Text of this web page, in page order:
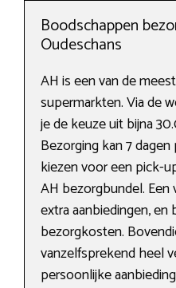
Boodschappen
Oudeschans
AH is een van de
supermarkten. Via de
je de keuze uit bijna
Bezorging kan 7
kiezen voor een pick-
AH bezorgbundel.
extra aanbiedingen, en
bezorgkosten.
vanzelfsprekend heel
persoonlijke